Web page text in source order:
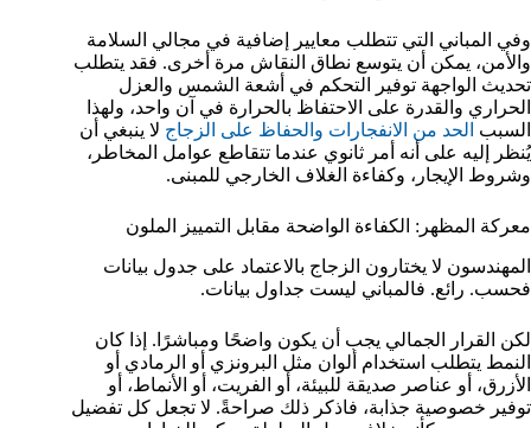
وفي المباني التي تتطلب معايير إضافية في مجالي السلامة
والأمن، يمكن أن يتوسع نطاق النقاش مرة أخرى. فقد يتطلب
تحديث الواجهة توفير التحكم في أشعة الشمس والعزل
الحراري والقدرة على الاحتفاظ بالحرارة في آن واحد، ولهذا
السبب الحد من الانفجارات والحفاظ على الزجاج لا ينبغي أن
يُنظر إليه على أنه أمر ثانوي عندما تتقاطع عوامل المخاطر،
وشروط الإيجار، وكفاءة الغلاف الخارجي للمبنى.
معركة المظهر: الكفاءة الواضحة مقابل التمييز الملون
المهندسون لا يختارون الزجاج بالاعتماد على جدول بيانات
فحسب. رائع. فالمباني ليست جداول بيانات.
لكن القرار الجمالي يجب أن يكون واضحًا ومباشرًا. إذا كان
النمط يتطلب استخدام ألوان مثل البرونزي أو الرمادي أو
الأزرق، أو عناصر صديقة للبيئة، أو الفريت، أو الأنماط، أو
توفير خصوصية جذابة، فاذكر ذلك صراحةً. لا تجعل كل تفضيل